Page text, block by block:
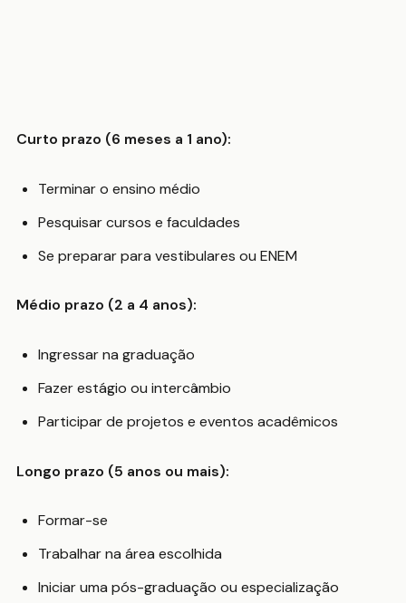
Curto prazo (6 meses a 1 ano):
Terminar o ensino médio
Pesquisar cursos e faculdades
Se preparar para vestibulares ou ENEM
Médio prazo (2 a 4 anos):
Ingressar na graduação
Fazer estágio ou intercâmbio
Participar de projetos e eventos acadêmicos
Longo prazo (5 anos ou mais):
Formar-se
Trabalhar na área escolhida
Iniciar uma pós-graduação ou especialização